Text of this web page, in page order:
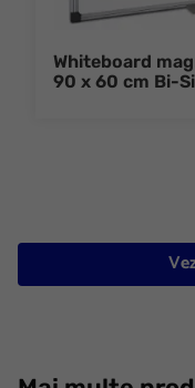
Whiteboard
90 x 60 cm Bi-